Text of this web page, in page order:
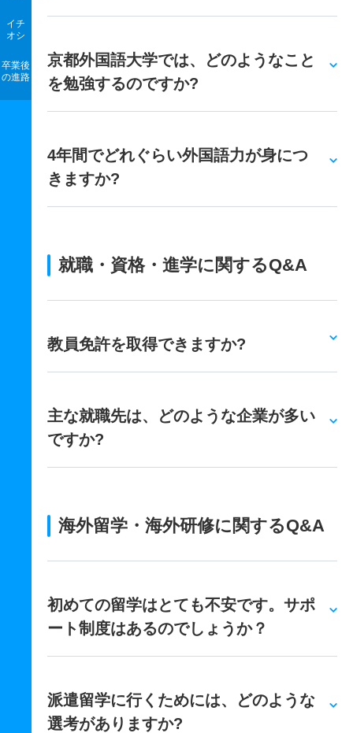
イチ
オシ
卒業後
の進路
京都外国語大学では、どのようなこと
を勉強するのですか?
4年間でどれぐらい外国語力が身につ
きますか?
就職・資格・進学に関するQ&A
教員免許を取得できますか?
主な就職先は、どのような企業が多い
ですか?
海外留学・海外研修に関するQ&A
初めての留学はとても不安です。サポ
ート制度はあるのでしょうか？
派遣留学に行くためには、どのような
選考がありますか?